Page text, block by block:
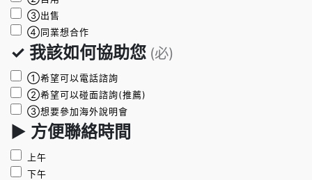
③出售
④同業想合作
✓ 我該如何協助您 (必)
①希望可以電話諮詢
②希望可以碰面諮詢(推薦)
③想要參加海外說明會
► 方便聯絡時間
上午
下午